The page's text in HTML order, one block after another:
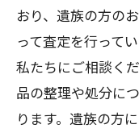
おり、遺族の方の
って査定を行って
私たちにご相談く
品の整理や処分に
ります。遺族の方